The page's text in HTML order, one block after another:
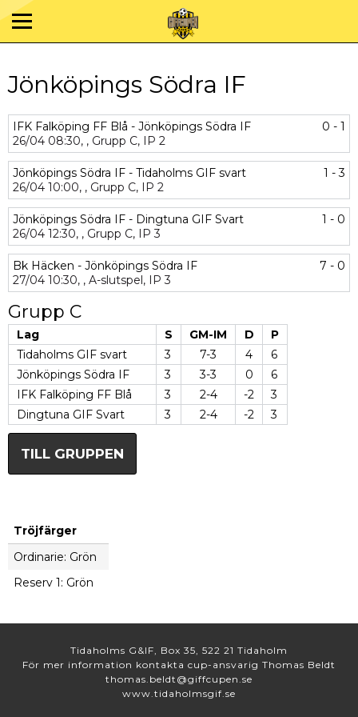
Jönköpings Södra IF
IFK Falköping FF Blå - Jönköpings Södra IF
0 - 1
26/04 08:30, , Grupp C, IP 2
Jönköpings Södra IF - Tidaholms GIF svart
1 - 3
26/04 10:00, , Grupp C, IP 2
Jönköpings Södra IF - Dingtuna GIF Svart
1 - 0
26/04 12:30, , Grupp C, IP 3
Bk Häcken - Jönköpings Södra IF
7 - 0
27/04 10:30, , A-slutspel, IP 3
Grupp C
Lag S GM-IM D
P
Tidaholms GIF svart
3 7-3 4
6
Jönköpings Södra IF
3 3-3 0
6
IFK Falköping FF Blå
3 2-4 -2
3
Dingtuna GIF Svart
3 2-4 -2 3
TILL GRUPPEN
Tröjfärger
Ordinarie: Grön
Reserv 1: Grön
Tidaholms G&IF, Box 35, 522 21 Tidaholm
För mer information kontakta cup-ansvarig Thomas Beldt
thomas.beldt@giffcupen.se
www.tidaholmsgif.se